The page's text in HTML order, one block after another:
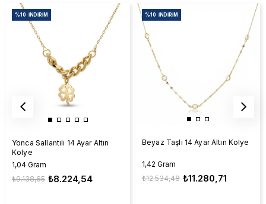
Yonca Sallantılı 14 Ayar Altın
Kolye
1,04 Gram
₺8.224,54
₺9.138,65
%10 İNDIRIM
Beyaz Taşlı 14 Ayar Altın Kolye
1,42 Gram
₺11.280,71
₺12.534,48
%10 İNDIRIM